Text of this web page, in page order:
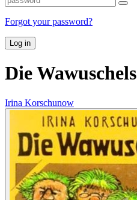
Forgot your password?
Log in
Die Wawuschels
Irina Korschunow